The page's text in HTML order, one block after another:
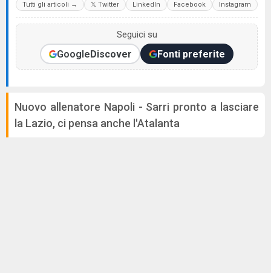
Tutti gli articoli → 𝕏 Twitter LinkedIn Facebook Instagram
Seguici su
GoogleDiscover Fonti preferite
Nuovo allenatore Napoli - Sarri pronto a lasciare
la Lazio, ci pensa anche l'Atalanta